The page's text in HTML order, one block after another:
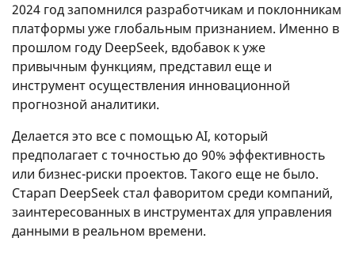
2024 год запомнился разработчикам и поклонникам
платформы уже глобальным признанием. Именно в
прошлом году DeepSeek, вдобавок к уже
привычным функциям, представил еще и
инструмент осуществления инновационной
прогнозной аналитики.
Делается это все с помощью AI, который
предполагает с точностью до 90% эффективность
или бизнес-риски проектов. Такого еще не было.
Старап DeepSeek стал фаворитом среди компаний,
заинтересованных в инструментах для управления
данными в реальном времени.